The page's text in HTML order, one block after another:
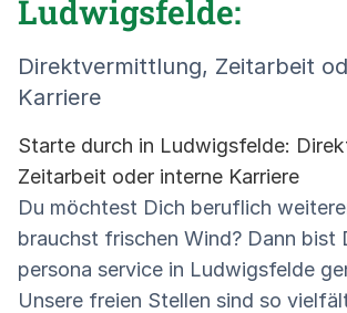
Ludwigsfelde:
Direktvermittlung, Zeitarbeit
Karriere
Starte durch in Ludwigsfelde:
Zeitarbeit oder interne Karriere
Du möchtest Dich beruflich
brauchst frischen Wind? Dann bist
persona service in Ludwigsfelde
Unsere freien Stellen sind so